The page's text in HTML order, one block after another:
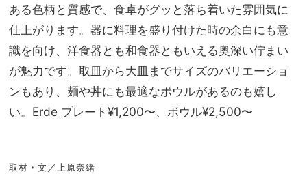
ある色柄と質感で、食卓がグッと落ち着いた雰囲気に
仕上がります。器に料理を盛り付けた時の余白にも意
識を向け、洋食器とも和食器ともいえる奥深い佇まい
が魅力です。取皿から大皿までサイズのバリエーショ
ンもあり、麺や丼にも最適なボウルがあるのも嬉し
い。Erde プレート¥1,200〜、ボウル¥2,500〜
取材・文／上原奈緒